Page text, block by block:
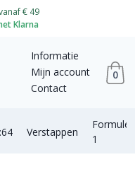
€ 49
Klarna
Informatie
Mijn account
Contact
0
Verstappen
Formule
1